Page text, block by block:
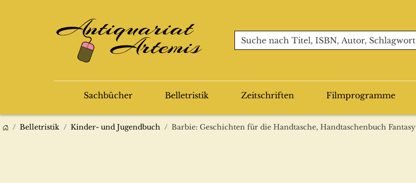
Sachbücher Belletristik Zeitschriften Filmprogramme
Belletristik Kinder- und Jugendbuch Barbie: Geschichten für die Handtasche, Handtaschenbuch Fantasy